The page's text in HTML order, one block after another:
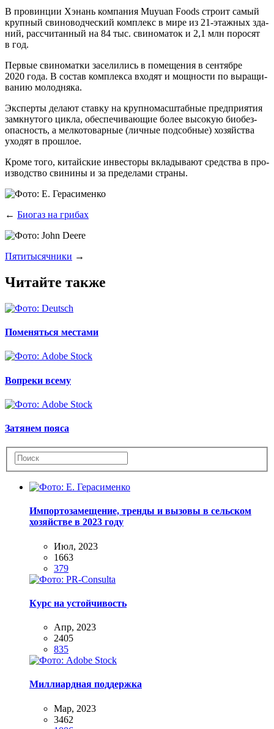
В про­вин­ции Хэнань ком­па­ния Muyuan Foods стро­ит самый
круп­ный сви­но­вод­че­ский ком­плекс в мире из 21-этаж­ных зда­
ний, рас­счи­тан­ный на 84 тыс. сви­но­ма­ток и 2,1 млн поро­сят
в год.
Пер­вые сви­но­мат­ки засе­ли­лись в поме­ще­ния в сен­тяб­ре
2020 года. В состав ком­плек­са вхо­дят и мощ­но­сти по выра­щи­
ва­нию молодняка.
Экс­пер­ты дела­ют став­ку на круп­но­мас­штаб­ные пред­при­я­тия
замкну­то­го цик­ла, обес­пе­чи­ва­ю­щие более высо­кую био­без­
опас­ность, а мел­ко­то­вар­ные (лич­ные под­соб­ные) хозяй­ства
ухо­дят в прошлое.
Кро­ме того, китай­ские инве­сто­ры вкла­ды­ва­ют сред­ства в про­
из­вод­ство сви­ни­ны и за пре­де­ла­ми страны.
← Биогаз на грибах
Пятитысячники →
Читайте также
Поменяться местами
Вопреки всему
Затянем пояса
Импортозамещение, тренды и вызовы в сельском
хозяйстве в 2023 году
Июл, 2023
1663
379
Курс на устойчивость
Апр, 2023
2405
835
Миллиардная поддержка
Мар, 2023
3462